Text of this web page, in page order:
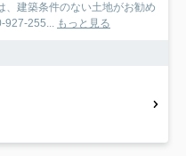
、建築条件のない土地がお勧め
927-255... もっと見る